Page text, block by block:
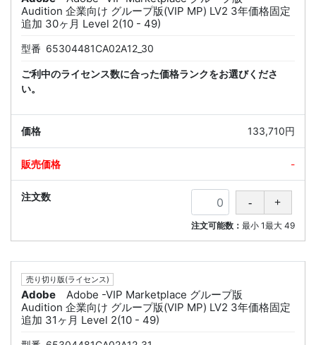
Audition 企業向け グループ版(VIP MP) LV2 3年価格固定
追加 30ヶ月 Level 2(10 - 49)
型番 65304481CA02A12_30
ご利中のライセンス数に合った価格ランクをお選びくださ
い。
133,710円
-
注文可能数： 最小 1最大 49
売り切り版(ライセンス)
Adobe
Adobe -VIP Marketplace グループ版
Audition 企業向け グループ版(VIP MP) LV2 3年価格固定
追加 31ヶ月 Level 2(10 - 49)